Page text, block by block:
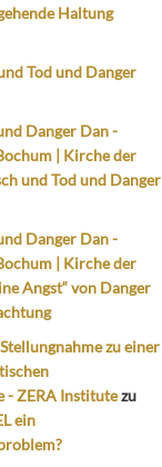
Haltung
Tod und Danger
Danger Dan -
| Kirche der
und Tod und Danger
Danger Dan -
| Kirche der
Angst“ von Danger
zu einer
- ZERA Institutezu
ein